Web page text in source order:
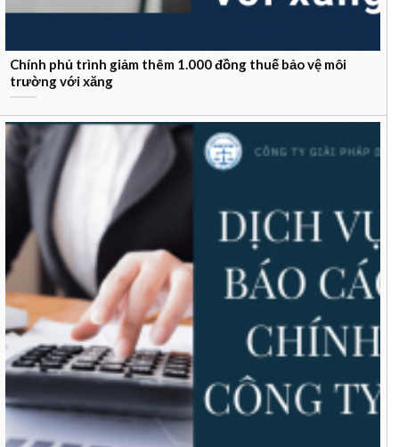
Chính phủ trình giảm thêm 1.000 đồng thuế bảo vệ môi
trường với xăng